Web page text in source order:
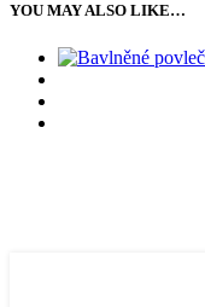
YOU MAY ALSO LIKE…